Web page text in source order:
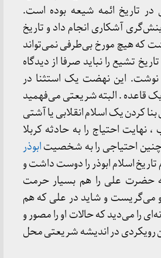
تاریخ ائمه شیعه بوده است.
آشکاری انجام داد و تاریخ
که هیچ مورخ بی‌طرفی نمی‌تواند
تشیع را نباید صرفا از دیدگاه
این نهضت یک استثنا در
یک قاعده . البته شریعتی می‌فهمید
کردن یک اسلام انقلابی یا آشتی
، نهایت احتیاج را به حادثه کربلا
احتیاجی را به شخصیتابوذر
اسلام ابوذر را دوست داشت و
حضرت علی را هم بسیار حرمت
می‌گریست و شاید در علی که هم
را می‌دید که حالات او را مصور و
در اندیشه شریعتی محل